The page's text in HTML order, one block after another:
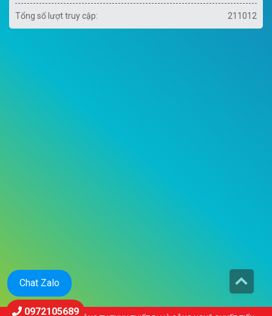
211012
Tổng số lượt truy cập:
Chat Zalo
0972105689